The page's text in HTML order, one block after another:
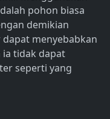
pohon biasa
demikian
menyebabkan
ia tidak dapat
seperti yang